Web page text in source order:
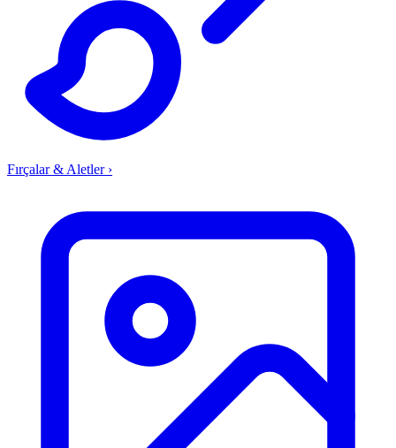
Fırçalar & Aletler ›